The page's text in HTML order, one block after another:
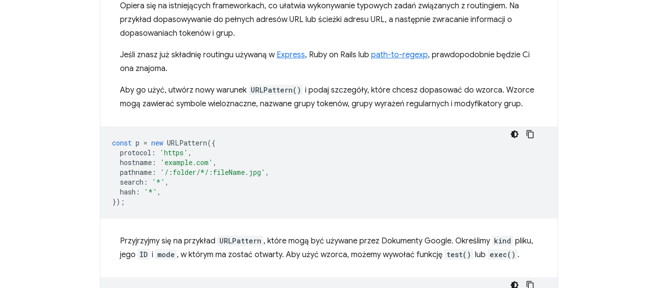
Opiera się na istniejących frameworkach, co ułatwia wykonywanie typowych zadań związanych z routingiem. Na
przykład dopasowywanie do pełnych adresów URL lub ścieżki adresu URL, a następnie zwracanie informacji o
dopasowaniach tokenów i grup.
Jeśli znasz już składnię routingu używaną w Express, Ruby on Rails lub path-to-regexp, prawdopodobnie będzie Ci
ona znajoma.
Aby go użyć, utwórz nowy warunek URLPattern() i podaj szczegóły, które chcesz dopasować do wzorca. Wzorce
mogą zawierać symbole wieloznaczne, nazwane grupy tokenów, grupy wyrażeń regularnych i modyfikatory grup.
const p = new URLPattern({
protocol : 'https' ,
hostname : 'example.com' ,
pathname : '/:folder/*/:fileName.jpg' ,
search : '*' ,
hash : '*' ,
});
Przyjrzyjmy się na przykład URLPattern , które mogą być używane przez Dokumenty Google. Określimy kind pliku,
jego ID i mode , w którym ma zostać otwarty. Aby użyć wzorca, możemy wywołać funkcję test() lub exec() .